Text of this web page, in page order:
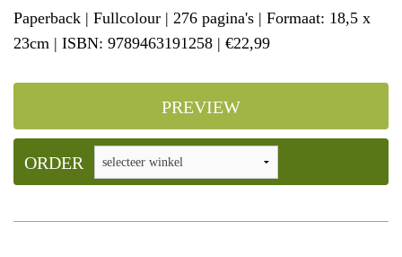
Paperback | Fullcolour | 276 pagina's | Formaat: 18,5 x
23cm | ISBN: 9789463191258 | €22,99
PREVIEW
ORDER